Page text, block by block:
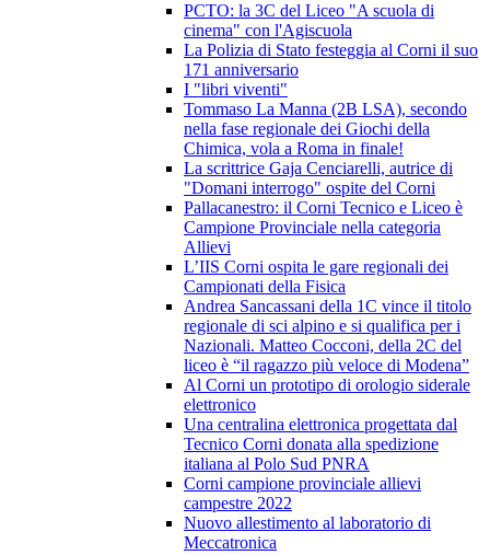
PCTO: la 3C del Liceo "A scuola di
cinema" con l'Agiscuola
La Polizia di Stato festeggia al Corni il suo
171 anniversario
I "libri viventi"
Tommaso La Manna (2B LSA), secondo
nella fase regionale dei Giochi della
Chimica, vola a Roma in finale!
La scrittrice Gaja Cenciarelli, autrice di
"Domani interrogo" ospite del Corni
Pallacanestro: il Corni Tecnico e Liceo è
Campione Provinciale nella categoria
Allievi
L’IIS Corni ospita le gare regionali dei
Campionati della Fisica
Andrea Sancassani della 1C vince il titolo
regionale di sci alpino e si qualifica per i
Nazionali. Matteo Cocconi, della 2C del
liceo è “il ragazzo più veloce di Modena”
Al Corni un prototipo di orologio siderale
elettronico
Una centralina elettronica progettata dal
Tecnico Corni donata alla spedizione
italiana al Polo Sud PNRA
Corni campione provinciale allievi
campestre 2022
Nuovo allestimento al laboratorio di
Meccatronica